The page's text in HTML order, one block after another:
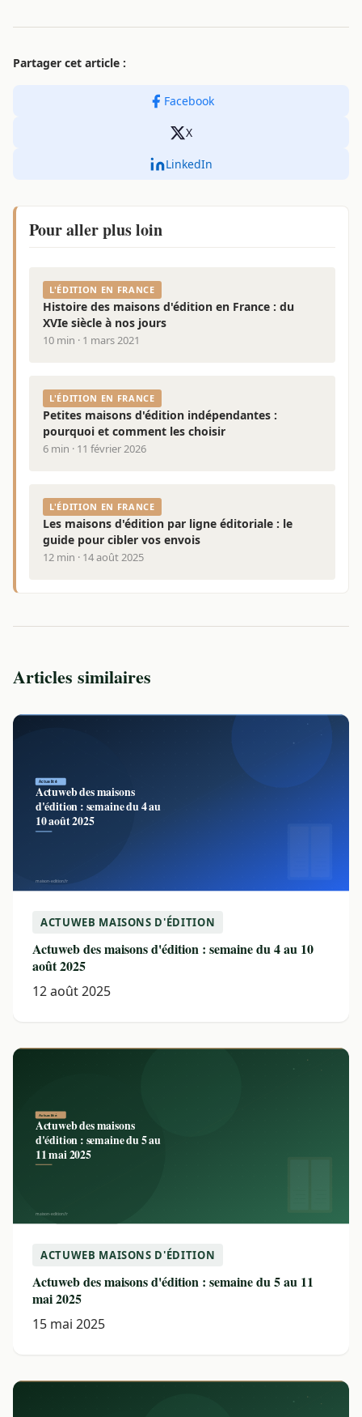
Partager cet article :
Facebook
X
LinkedIn
Pour aller plus loin
L'ÉDITION EN FRANCE
Histoire des maisons d'édition en France : du
XVIe siècle à nos jours
10 min · 1 mars 2021
L'ÉDITION EN FRANCE
Petites maisons d'édition indépendantes :
pourquoi et comment les choisir
6 min · 11 février 2026
L'ÉDITION EN FRANCE
Les maisons d'édition par ligne éditoriale : le
guide pour cibler vos envois
12 min · 14 août 2025
Articles similaires
ACTUWEB MAISONS D'ÉDITION
Actuweb des maisons d'édition : semaine du 4 au 10
août 2025
12 août 2025
ACTUWEB MAISONS D'ÉDITION
Actuweb des maisons d'édition : semaine du 5 au 11
mai 2025
15 mai 2025